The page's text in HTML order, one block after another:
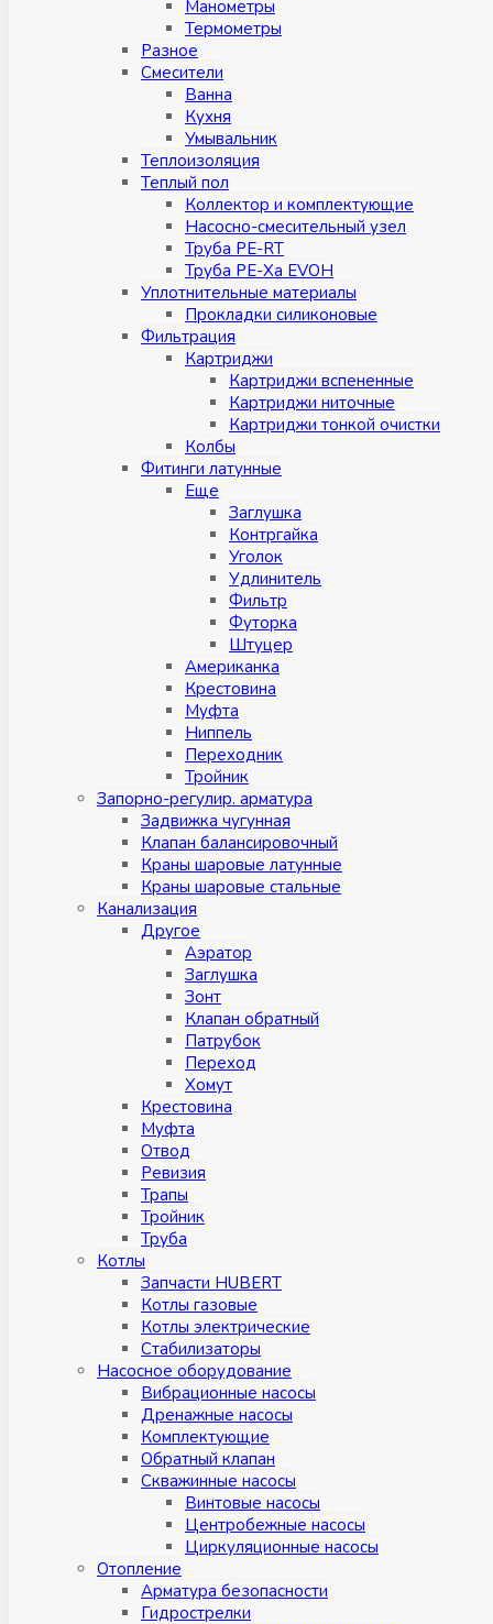
Манометры
Термометры
Разное
Смесители
Ванна
Кухня
Умывальник
Теплоизоляция
Теплый пол
Коллектор и комплектующие
Насосно-смесительный узел
Труба PE-RT
Труба PE-Xa EVOH
Уплотнительные материалы
Прокладки силиконовые
Фильтрация
Картриджи
Картриджи вспененные
Картриджи ниточные
Картриджи тонкой очистки
Колбы
Фитинги латунные
Eщe
Заглушка
Контргайка
Уголок
Удлинитель
Фильтр
Футорка
Штуцер
Американка
Крестовина
Муфта
Ниппель
Переходник
Тройник
Запорно-регулир. арматура
Задвижка чугунная
Клапан балансировочный
Краны шаровые латунные
Краны шаровые стальные
Канализация
Другое
Аэратор
Заглушкa
Зонт
Клапан обратный
Патрубок
Переход
Хомут
Крестовина
Муфтa
Отвод
Ревизия
Трапы
Тройник
Труба
Котлы
Запчасти HUBERT
Котлы газовые
Котлы электрические
Стабилизаторы
Насосное оборудование
Вибрационные насосы
Дренажные насосы
Комплектующие
Обратный клапан
Скважинные насосы
Винтовые насосы
Центробежные насосы
Циркуляционные насосы
Отопление
Арматура безопасности
Гидрострелки